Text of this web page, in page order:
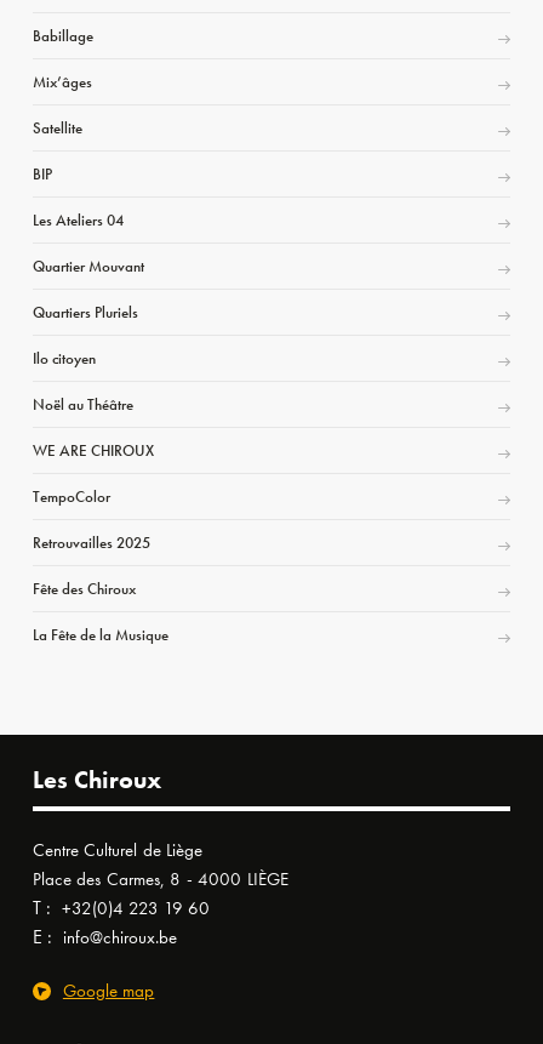
Babillage
Mix’âges
Satellite
BIP
Les Ateliers 04
Quartier Mouvant
Quartiers Pluriels
Ilo citoyen
Noël au Théâtre
WE ARE CHIROUX
TempoColor
Retrouvailles 2025
Fête des Chiroux
La Fête de la Musique
Les Chiroux
Centre Culturel de Liège
Place des Carmes, 8 - 4000 LIÈGE
T : +32(0)4 223 19 60
E : info@chiroux.be
Google map